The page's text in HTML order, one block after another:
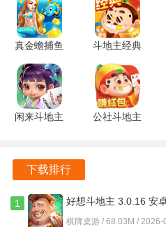
断调整策略以应对对手的出牌。
游戏的画面精美，音效也十分
如果你想体验一款带有地方特
一下这款游戏。
3.6.0720
安卓版
旧版 1.7 安
卓版
真金蟾捕鱼
5.5.2.0 安
卓版
斗地主经典
版老版本
6.7 安卓版
闲来斗地主
公社斗地主
下载排行
1 好想斗地主 3.0.16 安
棋牌桌游 / 68.03M / 2026-